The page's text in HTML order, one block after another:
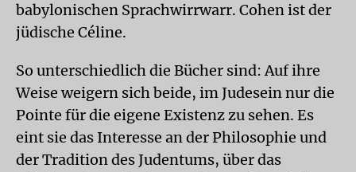
babylonischen Sprachwirrwarr. Cohen ist der
jüdische Céline.
So unterschiedlich die Bücher sind: Auf ihre
Weise weigern sich beide, im Judesein nur die
Pointe für die eigene Existenz zu sehen. Es
eint sie das Interesse an der Philosophie und
der Tradition des Judentums, über das